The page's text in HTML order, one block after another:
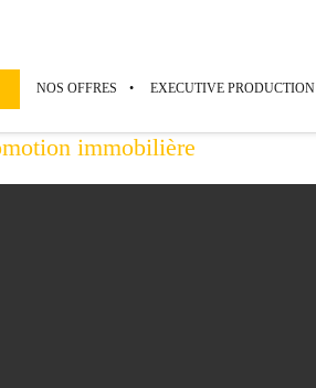
NOS OFFRES EXECUTIVE PRODUCTION
immobilière